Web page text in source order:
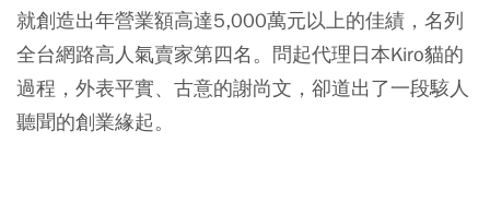
就創造出年營業額高達5,000萬元以上的佳績，名列
全台網路高人氣賣家第四名。問起代理日本Kiro貓的
過程，外表平實、古意的謝尚文，卻道出了一段駭人
聽聞的創業緣起。